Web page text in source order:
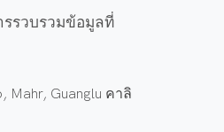
รวบรวมข้อมูลที่
Guanglu คาลิ